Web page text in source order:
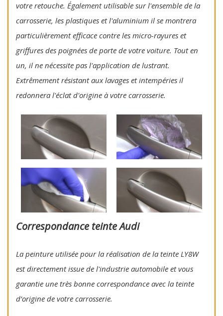
votre retouche. Également utilisable sur l'ensemble de la
carrosserie, les plastiques et l'aluminium il se montrera
particulièrement efficace contre les micro-rayures et
griffures des poignées de porte de votre voiture. Tout en
un, il ne nécessite pas l'application de lustrant.
Extrêmement résistant aux lavages et intempéries il
redonnera l'éclat d'origine à votre carrosserie.
Correspondance teinte Audi
La peinture utilisée pour la réalisation de la teinte LY8W
est directement issue de l'industrie automobile et vous
garantie une très bonne correspondance avec la teinte
d’origine de votre carrosserie.